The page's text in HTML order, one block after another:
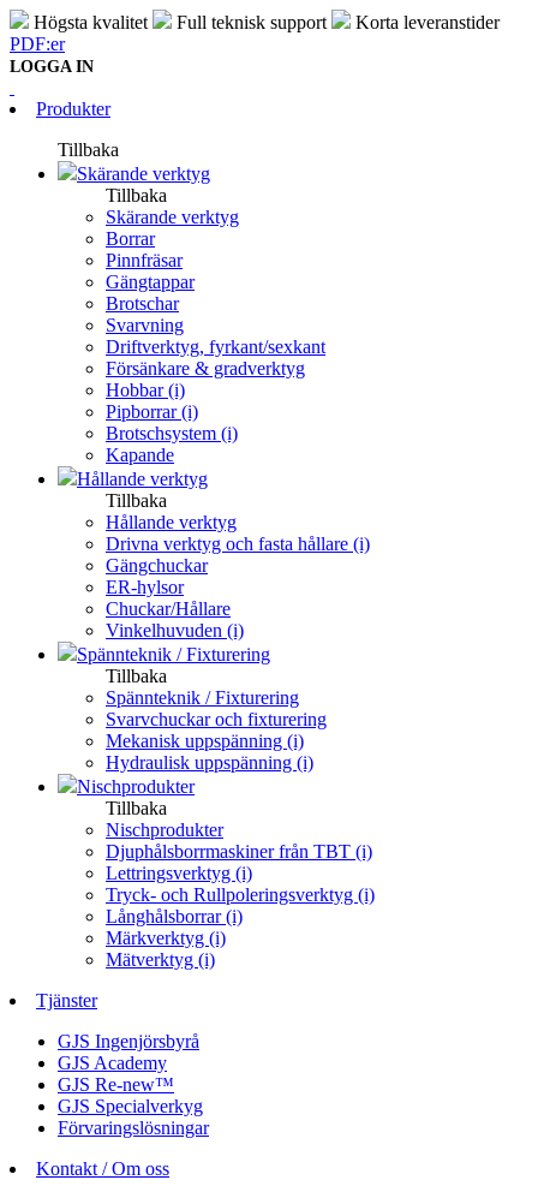
Högsta kvalitet Full teknisk support
Korta leveranstider
PDF:er
LOGGA IN
Produkter
Tillbaka
Skärande verktyg
Tillbaka
Skärande verktyg
Borrar
Pinnfräsar
Gängtappar
Brotschar
Svarvning
Driftverktyg, fyrkant/sexkant
Försänkare & gradverktyg
Hobbar (i)
Pipborrar (i)
Brotschsystem (i)
Kapande
Hållande verktyg
Tillbaka
Hållande verktyg
Drivna verktyg och fasta hållare (i)
Gängchuckar
ER-hylsor
Chuckar/Hållare
Vinkelhuvuden (i)
Spännteknik / Fixturering
Tillbaka
Spännteknik / Fixturering
Svarvchuckar och fixturering
Mekanisk uppspänning (i)
Hydraulisk uppspänning (i)
Nischprodukter
Tillbaka
Nischprodukter
Djuphålsborrmaskiner från TBT (i)
Lettringsverktyg (i)
Tryck- och Rullpoleringsverktyg (i)
Långhålsborrar (i)
Märkverktyg (i)
Mätverktyg (i)
Tjänster
GJS Ingenjörsbyrå
GJS Academy
GJS Re-new™
GJS Specialverkyg
Förvaringslösningar
Kontakt / Om oss